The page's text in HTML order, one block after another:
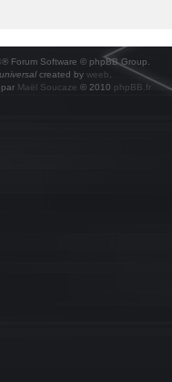
® Forum Software © phpBB Group.
created by weeb
Maël Soucaze © 2010 phpBB.fr